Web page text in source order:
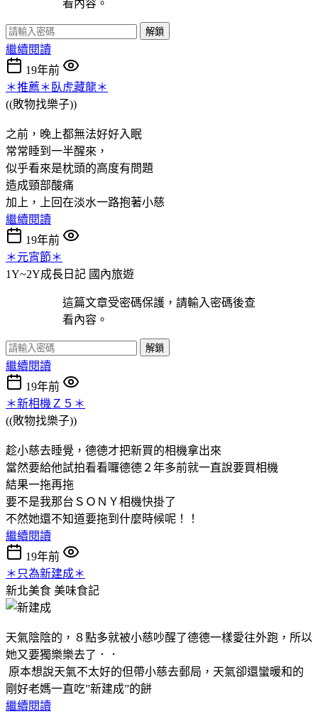
看內容。
解鎖
繼續閱讀
19年前
＊推薦＊臥虎藏龍＊
((敗物找樂子))
之前，晚上都無法好好入眠
常常睡到一半醒來，
似乎看來是枕頭的高度有問題
造成頸部酸痛
加上，上回在淡水一路抱著小慈
繼續閱讀
19年前
＊元宵節＊
1Y~2Y成長日記 國內旅遊
這篇文章受密碼保護，請輸入密碼後查
看內容。
解鎖
繼續閱讀
19年前
＊新相機Ｚ５＊
((敗物找樂子))
趁小慈去睡覺，德德才把新買的相機拿出來
當然要給他試拍看看囉德德２年多前就一直說要買相機
結果一拖再拖
要不是我那台ＳＯＮＹ相機快掛了
不然她還不知道要拖到什麼時候呢！！
繼續閱讀
19年前
＊只為新建成＊
新北美食 美味食記
天氣陰陰的，８點多就被小慈吵醒了德德一樣愛往外跑，所以
她又要獨樂樂去了．．
原本想說天氣不太好的但帶小慈去郵局，天氣卻還蠻暖和的
剛好老媽一直吃”新建成”的餅
繼續閱讀